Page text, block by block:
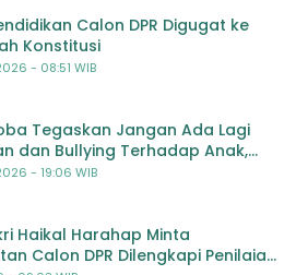
Calon DPR Digugat ke
Konstitusi
- 08:51 WIB
Tegaskan Jangan Ada Lagi
dan Bullying Terhadap Anak,
Seluruh Pihak
- 19:06 WIB
Haikal Harahap Minta
Calon DPR Dilengkapi Penilaian